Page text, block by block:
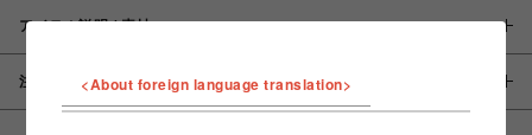
アイテム説明 / 素材
注意事項 <About foreign language translation>